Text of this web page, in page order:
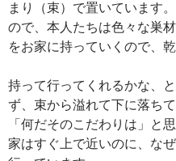
まり（束）で置いています
ので、本人たちは色々な巣
をお家に持っていくので、
持って行ってくれるかな、
ず、束から溢れて下に落ち
「何だそのこだわりは」と
家はすぐ上で近いのに、な